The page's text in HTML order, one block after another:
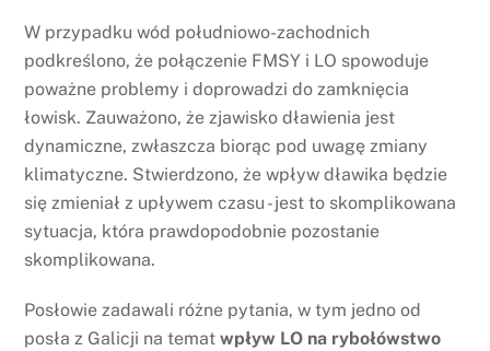
W przypadku wód południowo-zachodnich
podkreślono, że połączenie FMSY i LO spowoduje
poważne problemy i doprowadzi do zamknięcia
łowisk. Zauważono, że zjawisko dławienia jest
dynamiczne, zwłaszcza biorąc pod uwagę zmiany
klimatyczne. Stwierdzono, że wpływ dławika będzie
się zmieniał z upływem czasu - jest to skomplikowana
sytuacja, która prawdopodobnie pozostanie
skomplikowana.
Posłowie zadawali różne pytania, w tym jedno od
posła z Galicji na tematwpływ LO na rybołówstwo